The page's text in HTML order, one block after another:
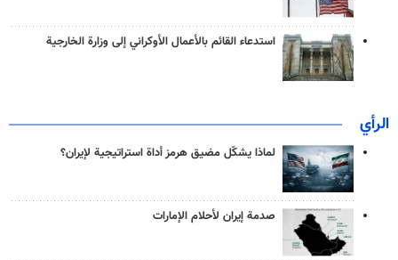
استدعاء القائم بالأعمال الأوكراني إلى وزارة الخارجية
الرأي
لماذا يشكّل مضيق هرمز أداة استراتيجية لإيران؟
صدمة إيران لأحلام الإمارات